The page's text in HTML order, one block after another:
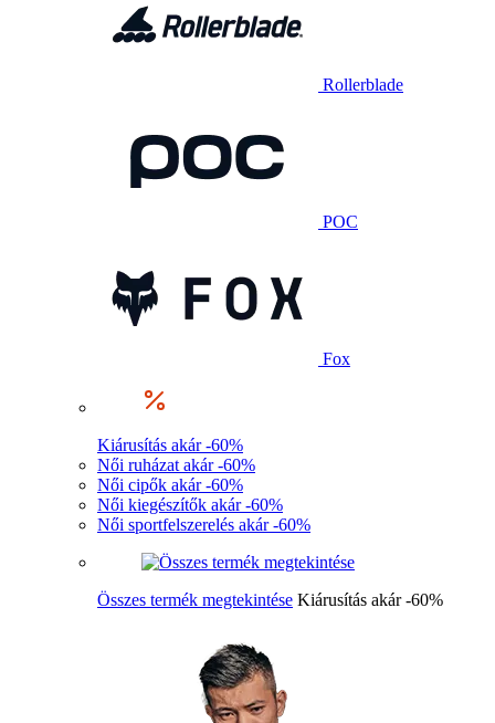
Rollerblade
POC
Fox
Kiárusítás akár -60%
Női ruházat akár -60%
Női cipők akár -60%
Női kiegészítők akár -60%
Női sportfelszerelés akár -60%
Összes termék megtekintése Kiárusítás akár -60%